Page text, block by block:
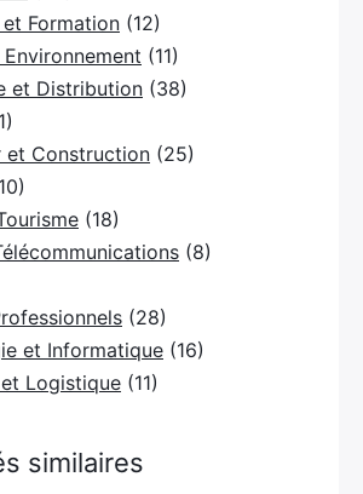
Formation (12)
(11)
et Distribution (38)
et Construction (25)
(18)
(8)
(28)
et Informatique (16)
Logistique (11)
similaires